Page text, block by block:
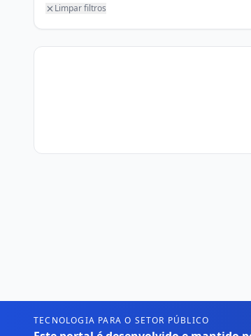
Limpar filtros
TECNOLOGIA PARA O SETOR PÚBLICO